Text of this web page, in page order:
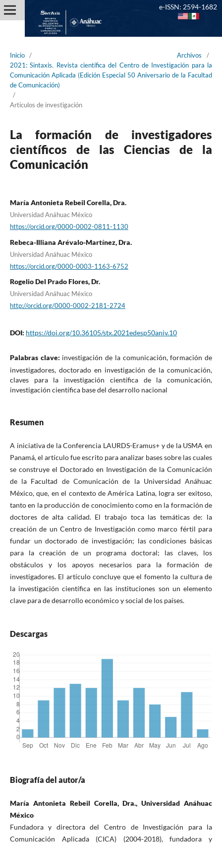
Inicio / Archivos
/
2021: Sintaxis. Revista científica del Centro de Investigación para la
Comunicación Aplicada (Edición Especial 50 Aniversario de la Facultad
de Comunicación)
/
Artículos de investigación
La formación de investigadores
científicos de las Ciencias de la
Comunicación
María Antonieta Rebeil Corella, Dra.
Universidad Anáhuac México
https://orcid.org/0000-0002-0811-1130
Rebeca-Illiana Arévalo-Martínez, Dra.
Universidad Anáhuac México
https://orcid.org/0000-0003-1163-6752
Rogelio Del Prado Flores, Dr.
Universidad Anáhuac México
http://orcid.org/0000-0002-2181-2724
DOI: https://doi.org/10.36105/stx.2021edesp50aniv.10
Palabras clave: investigación de la comunicación, formación de
investigadores, doctorado en investigación de la comunicación,
claves para la investigación científica de la comunicación,
investigación científica base del desarrollo nacional
Resumen
A iniciativa de la Conferencia LAURDS-Eramus+ y de la USMA en
Panamá, el artículo fue escrito para analizar bases sobre las cuales
se construye el Doctorado en Investigación de la Comunicación
de la Facultad de Comunicación de la Universidad Anáhuac
México, que, en el contexto de América Latina, logra ser exitoso,
tanto en la producción de conocimiento como en la formación de
doctores de alta calidad. El trabajo toca las temáticas de: la
creación de un Centro de Investigación como marco fértil para
fundar un doctorado de investigación; las condiciones básicas
para la creación de un programa doctoral; las claves, los
obstáculos y los apoyos necesarios para la formación de
investigadores. El artículo concluye que el fomento la cultura de
la investigación científica en las instituciones son un elemento
clave para de desarrollo económico y social de los países.
Descargas
Biografía del autor/a
María Antonieta Rebeil Corella, Dra., Universidad Anáhuac
México
Fundadora y directora del Centro de Investigación para la
Comunicación Aplicada (CICA) (2004-2018), fundadora y
e-ISSN: 2594-1682